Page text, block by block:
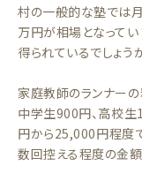
村の一般的な塾では
万円が相場となって
得られているでしょうか
家庭教師のランナーの
中学生900円、高校生
円から25,000円程度
数回控える程度の金額